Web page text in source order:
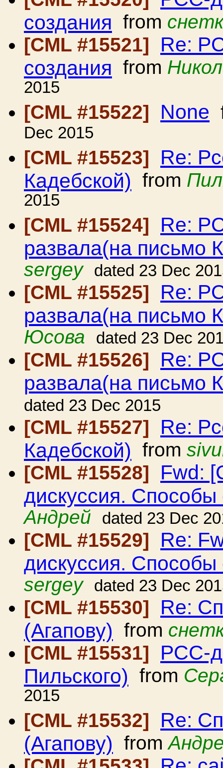
создания from
[CML #15521]
Re:
создания from
2015
[CML #15522]
None
Dec 2015
[CML #15523]
Re:
Кадебской) from
2015
[CML #15524]
Re:
развала(на письмо
sergey
dated 23 Dec
[CML #15525] Re:
развала(на письмо
Юсова
dated 23 Dec
[CML #15526] Re:
развала(на письмо
dated 23 Dec 2015
[CML #15527] Re:
Кадебской) from
[CML #15528]
Fwd:
дискуссия. Способы
Андрей
dated 23 Dec
[CML #15529] Re:
дискуссия. Способы
sergey
dated 23 Dec
[CML #15530] Re:
(Агапову) from
[CML #15531]
РСС-
Пильского) from
2015
[CML #15532]
Re:
(Агапову) from